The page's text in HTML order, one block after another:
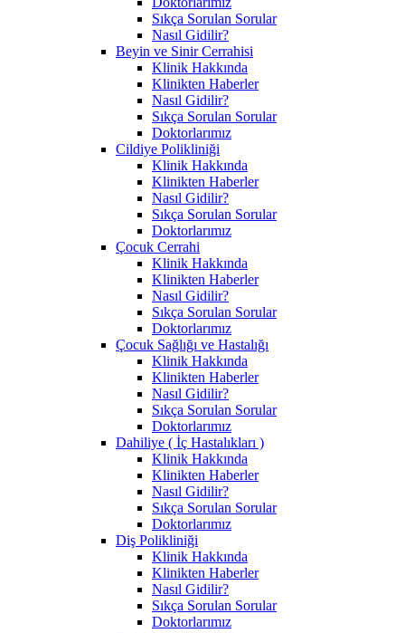
Sıkça Sorulan Sorular
Nasıl Gidilir?
Beyin ve Sinir Cerrahisi
Klinik Hakkında
Klinikten Haberler
Nasıl Gidilir?
Sıkça Sorulan Sorular
Doktorlarımız
Cildiye Polikliniği
Klinik Hakkında
Klinikten Haberler
Nasıl Gidilir?
Sıkça Sorulan Sorular
Doktorlarımız
Çocuk Cerrahi
Klinik Hakkında
Klinikten Haberler
Nasıl Gidilir?
Sıkça Sorulan Sorular
Doktorlarımız
Çocuk Sağlığı ve Hastalığı
Klinik Hakkında
Klinikten Haberler
Nasıl Gidilir?
Sıkça Sorulan Sorular
Doktorlarımız
Dahiliye ( İç Hastalıkları )
Klinik Hakkında
Klinikten Haberler
Nasıl Gidilir?
Sıkça Sorulan Sorular
Doktorlarımız
Diş Polikliniği
Klinik Hakkında
Klinikten Haberler
Nasıl Gidilir?
Sıkça Sorulan Sorular
Doktorlarımız